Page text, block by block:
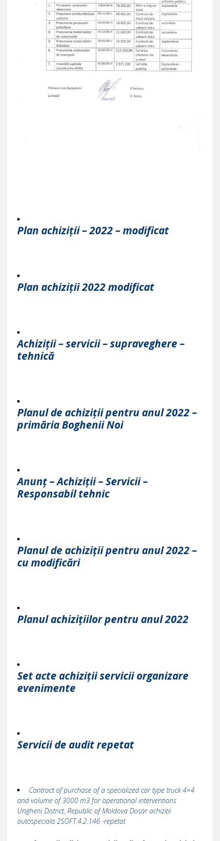
Plan achiziții – 2022 – modificat
Plan achiziții 2022 modificat
Achiziții – servicii – supraveghere –
tehnică
Planul de achiziții pentru anul 2022 –
primăria Boghenii Noi
Anunț – Achiziții – Servicii –
Responsabil tehnic
Planul de achiziții pentru anul 2022 –
cu modificări
Planul achizițiilor pentru anul 2022
Set acte achiziții servicii organizare
evenimente
Servicii de audit repetat
Contract of purchase of a specialized car type truck 4×4
and volume of 3000 m3 for operational interventions
Ungheni District, Republic of Moldova Dosar achiziții
autospeciala 2SOFT.4.2.146 -repetat